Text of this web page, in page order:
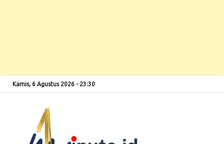
Kamis, 6 Agustus 2026 - 23:30